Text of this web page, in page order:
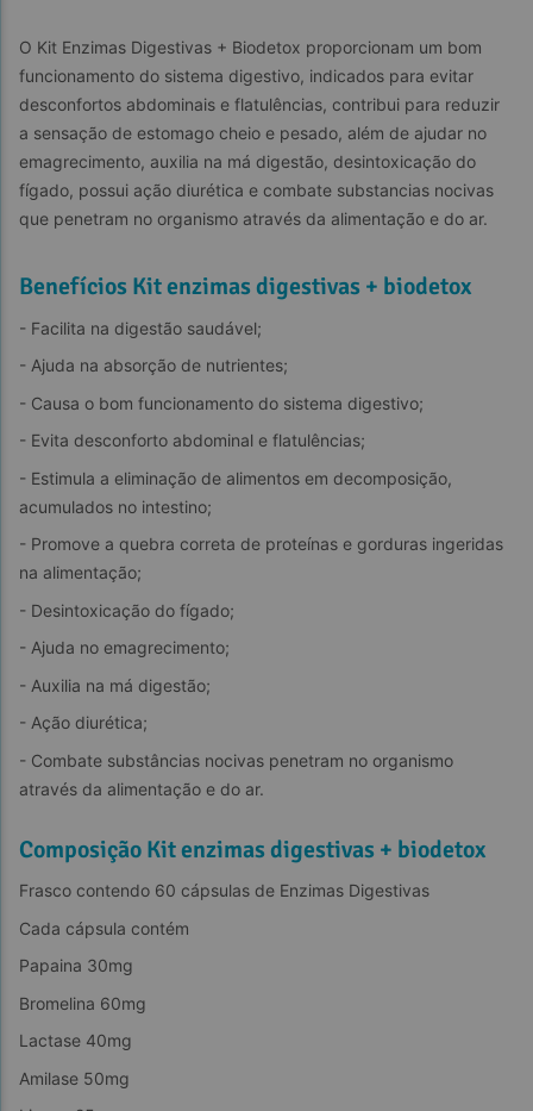
O Kit Enzimas Digestivas + Biodetox proporcionam um bom
funcionamento do sistema digestivo, indicados para evitar
desconfortos abdominais e flatulências, contribui para reduzir
a sensação de estomago cheio e pesado, além de ajudar no
emagrecimento, auxilia na má digestão, desintoxicação do
fígado, possui ação diurética e combate substancias nocivas
que penetram no organismo através da alimentação e do ar.
Benefícios Kit enzimas digestivas + biodetox
- Facilita na digestão saudável;
- Ajuda na absorção de nutrientes;
- Causa o bom funcionamento do sistema digestivo;
- Evita desconforto abdominal e flatulências;
- Estimula a eliminação de alimentos em decomposição,
acumulados no intestino;
- Promove a quebra correta de proteínas e gorduras ingeridas
na alimentação;
- Desintoxicação do fígado;
- Ajuda no emagrecimento;
- Auxilia na má digestão;
- Ação diurética;
- Combate substâncias nocivas penetram no organismo
através da alimentação e do ar.
Composição Kit enzimas digestivas + biodetox
Frasco contendo 60 cápsulas de Enzimas Digestivas
Cada cápsula contém
Papaina 30mg
Bromelina 60mg
Lactase 40mg
Amilase 50mg